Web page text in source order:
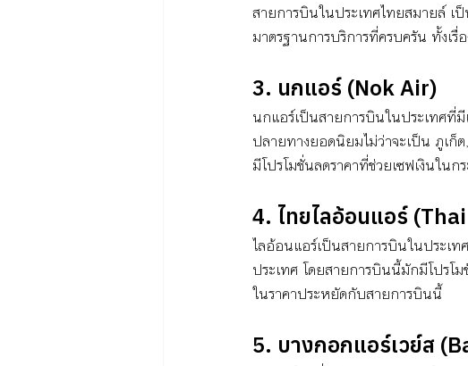
สายการบินในประเทศไทยสมายล์ เ
มาตรฐานการบริการที่ครบครัน ทั้งเ
3. นกแอร์ (Nok Air)
นกแอร์เป็นสายการบินในประเทศที่
ปลายทางยอดนิยมไม่ว่าจะเป็น ภูเก็
มีโปรโมชั่นลดราคาที่ช่วยเซฟเงินในก
4. ไทยไลอ้อนแอร์
ไลอ้อนแอร์เป็นสายการบินในประเท
ประเทศ โดยสายการบินนี้มักมีโปรโม
ในราคาประหยัดกับสายการบินนี้
5. บางกอกแอร์เวย์ส